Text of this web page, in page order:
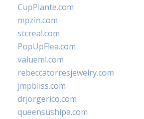
CupPlante.com
mpzin.com
stcreal.com
PopUpFlea.com
valueml.com
rebeccatorresjewelry.com
jmpbliss.com
drjorgerico.com
queensushipa.com